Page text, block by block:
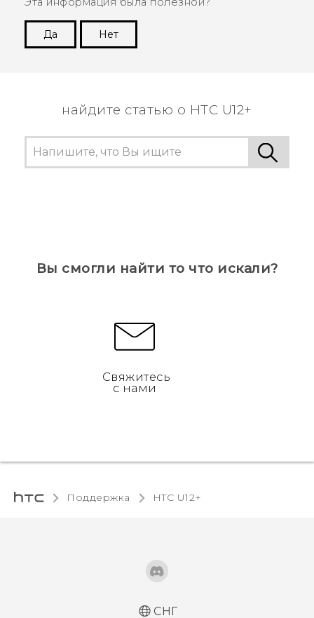
Да
Нет
найдите статью о HTC U12+
Вы смогли найти то что искали?
Свяжитесь
с нами
Поддержка HTC U12+‎
СНГ